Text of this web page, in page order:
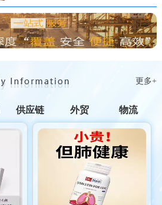
更多+
供应链 外贸 物流